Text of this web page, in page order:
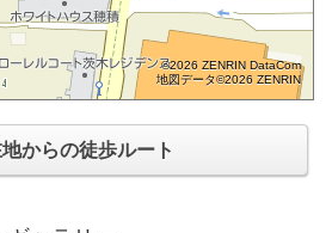
©2026 ZENRIN DataCom
地図データ©2026 ZENRIN
からの徒歩ルート